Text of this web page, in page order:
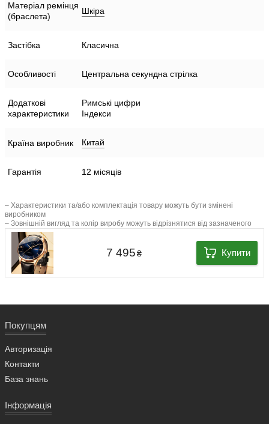
Матеріал ремінця
(браслета)
Шкіра
Застібка Класична
Особливості Центральна секундна стрілка
Додаткові
характеристики
Римські цифри
Індекси
Країна виробник Китай
Гарантія 12 місяців
– Характеристики та/або комплектація товару можуть бути змінені
виробником
– Зовнішній вигляд та колір виробу можуть відрізнятися від зазначеного
7 495₴ Купити
Покупцям
Авторизація
Контакти
База знань
Інформація